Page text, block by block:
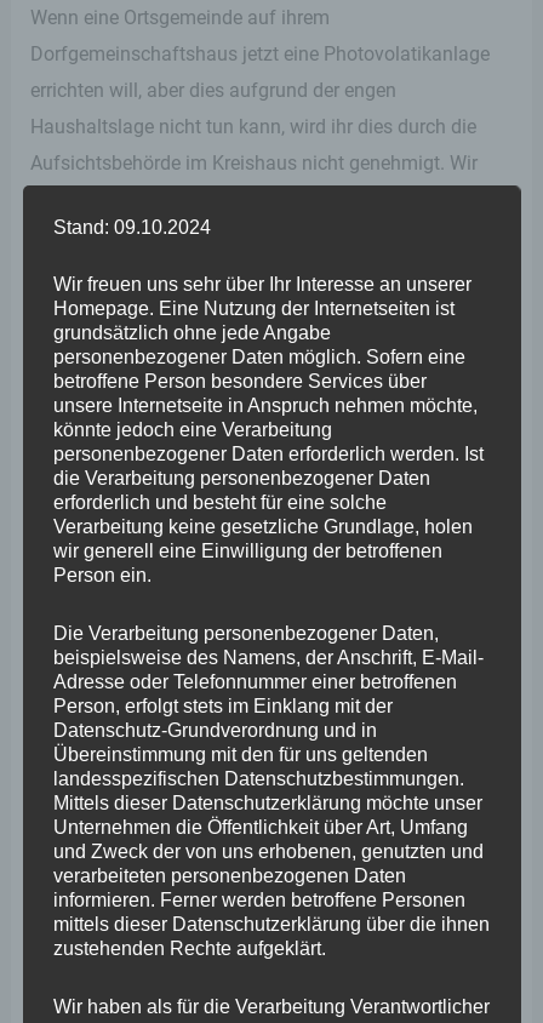
Wenn eine Ortsgemeinde auf ihrem
Dorfgemeinschaftshaus jetzt eine Photovolatikanlage
errichten will, aber dies aufgrund der engen
Haushaltslage nicht tun kann, wird ihr dies durch die
Aufsichtsbehörde im Kreishaus nicht genehmigt. Wir
errichten, wie wir es hier aus Mainz kennen. Doch ohne
einen ausgeglichenen Haushalt ist diese Investition
versagt. Es gibt viele kleine einzelne Maßnahmen, die
aber in ihrer Summe großes bewirken können. Vor Ort
sitzen die wahren Experten, die wissen wie und wo wir
sinnvolle Maßnahmen ergreifen können.
Diese Ideenschätze wollen wir heben, in dem wir diesen
Entschließungsantrag hier heute stellen. Denn so
können wir konkret im ganzen Land wirksam etwas zur
nachhaltige Energiegewinnung tun.
Zwar werden derzeit im ganzen Land einige
Investitionen in energetische Sanierung getätigt. Doch
es braucht noch mehr Anreize auch in einzelne Projekte
aus der kommunalen Familie Mittel zu geben. Es kann
ganz einfach sein, wenn die Landesregierung die ADD
anweist die kommunalen Investitionen bei der
Genehmigung der kommunalen Haushalte entsprechend
ihrer Bedeutung zu berücksichtigen.
Stand: 09.10.2024
Wir freuen uns sehr über Ihr Interesse an unserer
Homepage. Eine Nutzung der Internetseiten ist
grundsätzlich ohne jede Angabe
personenbezogener Daten möglich. Sofern eine
betroffene Person besondere Services über
unsere Internetseite in Anspruch nehmen möchte,
könnte jedoch eine Verarbeitung
personenbezogener Daten erforderlich werden. Ist
die Verarbeitung personenbezogener Daten
erforderlich und besteht für eine solche
Verarbeitung keine gesetzliche Grundlage, holen
wir generell eine Einwilligung der betroffenen
Person ein.
Die Verarbeitung personenbezogener Daten,
beispielsweise des Namens, der Anschrift, E-Mail-
Adresse oder Telefonnummer einer betroffenen
Person, erfolgt stets im Einklang mit der
Datenschutz-Grundverordnung und in
Übereinstimmung mit den für uns geltenden
landesspezifischen Datenschutzbestimmungen.
Mittels dieser Datenschutzerklärung möchte unser
Unternehmen die Öffentlichkeit über Art, Umfang
und Zweck der von uns erhobenen, genutzten und
verarbeiteten personenbezogenen Daten
informieren. Ferner werden betroffene Personen
mittels dieser Datenschutzerklärung über die ihnen
zustehenden Rechte aufgeklärt.
Wir haben als für die Verarbeitung Verantwortlicher